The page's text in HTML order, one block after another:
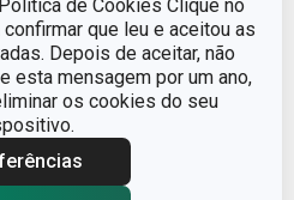
de Cookies Clique no
que leu e aceitou as
Depois de aceitar, não
esta mensagem por um ano,
os cookies do seu
Garfo
Sim